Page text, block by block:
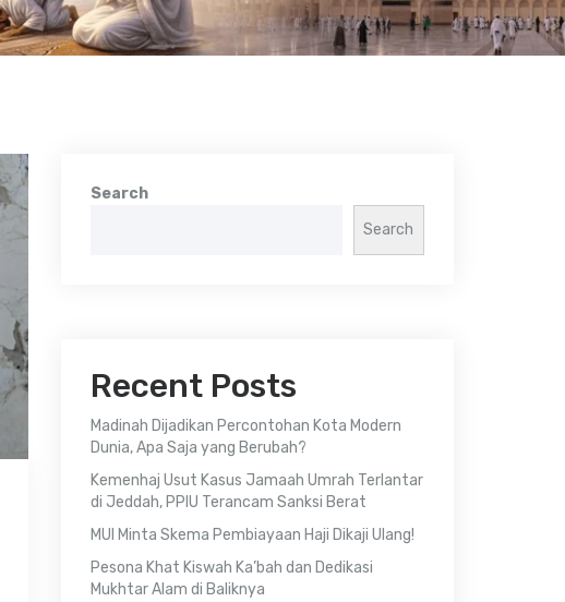
Search
Search
Recent Posts
Madinah Dijadikan Percontohan Kota Modern
Dunia, Apa Saja yang Berubah?
Kemenhaj Usut Kasus Jamaah Umrah Terlantar
di Jeddah, PPIU Terancam Sanksi Berat
MUI Minta Skema Pembiayaan Haji Dikaji Ulang!
Pesona Khat Kiswah Ka’bah dan Dedikasi
Mukhtar Alam di Baliknya